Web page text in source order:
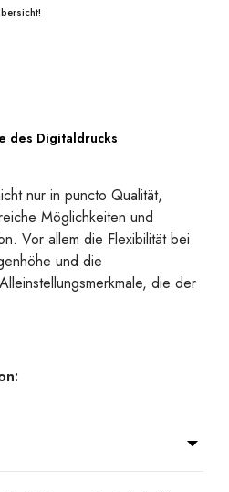
des Digitaldrucks
nur in puncto Qualität,
Möglichkeiten und
Vor allem die Flexibilität bei
und die
die der